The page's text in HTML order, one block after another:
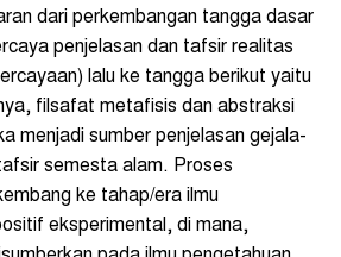
dari perkembangan tangga dasar
penjelasan dan tafsir realitas
lalu ke tangga berikut yaitu
filsafat metafisis dan abstraksi
menjadi sumber penjelasan gejala-
semesta alam. Proses
ke tahap/era ilmu
eksperimental, di mana,